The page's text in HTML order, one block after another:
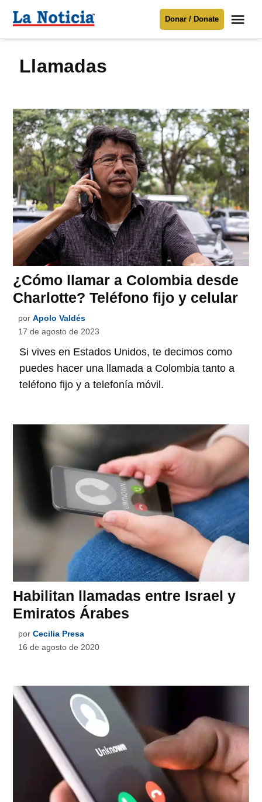
Para mantenerte informado necesitamos
contenido
Noticia
Donar / Donate
llamadas
¿Cómo llamar a Colombia desde
Charlotte? Teléfono fijo y celular
por Apolo Valdés
17 de agosto de 2023
Si vives en Estados Unidos, te decimos como
puedes hacer una llamada a Colombia tanto a
teléfono fijo y a telefonía móvil.
Habilitan llamadas entre Israel y
Emiratos Árabes
por Cecilia Presa
16 de agosto de 2020